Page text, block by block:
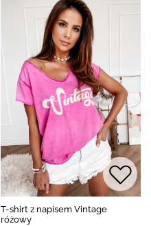
T-shirt z napisem Vintage
różowy